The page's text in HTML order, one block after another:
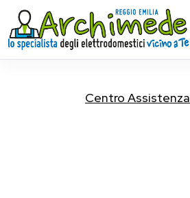
Centro Assistenza